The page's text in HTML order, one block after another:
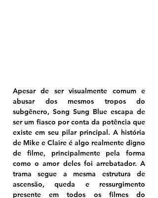
Apesar de ser visualmente comum e
abusar dos mesmos tropos do
subgênero, Song Sung Blue escapa de
ser um fiasco por conta da potência que
existe em seu pilar principal. A história
de Mike e Claire é algo realmente digno
de filme, principalmente pela forma
como o amor deles foi arrebatador. A
trama segue a mesma estrutura de
ascensão, queda e ressurgimento
presente em todos os filmes do